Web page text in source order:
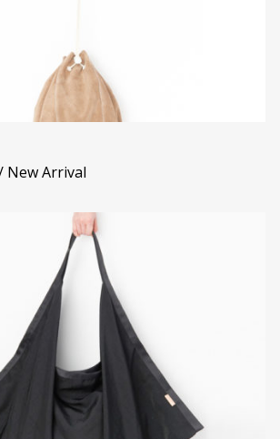
New Arrival